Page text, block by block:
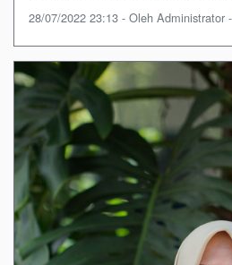
28/07/2022 23:13 - Oleh Administrator